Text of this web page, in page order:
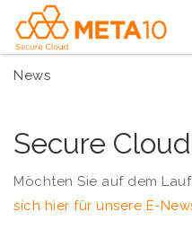
News
Secure
Möchten Sie auf dem
sich hier für unsere E-